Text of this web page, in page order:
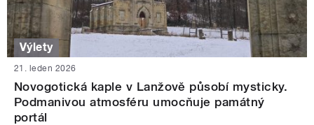
Výlety
21. leden 2026
Novogotická kaple v Lanžově působí mysticky.
Podmanivou atmosféru umocňuje památný
portál